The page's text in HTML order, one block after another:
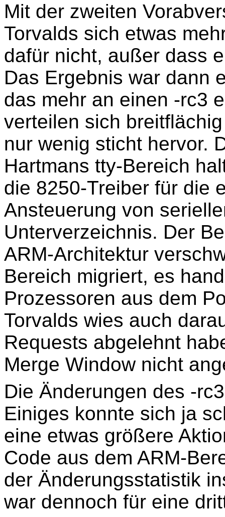
Mit der zweiten
Torvalds sich etwas
dafür nicht, außer dass
Das Ergebnis war dann
das mehr an einen -rc3
verteilen sich
nur wenig sticht hervor.
Hartmans tty-Bereich
die 8250-Treiber für die
Ansteuerung von
Unterverzeichnis. Der
ARM-Architektur
Bereich migriert, es
Prozessoren aus dem
Torvalds wies auch
Requests abgelehnt
Merge Window nicht
Die Änderungen des -
Einiges konnte sich ja
eine etwas größere
Code aus dem ARM-
der Änderungsstatistik
war dennoch für eine